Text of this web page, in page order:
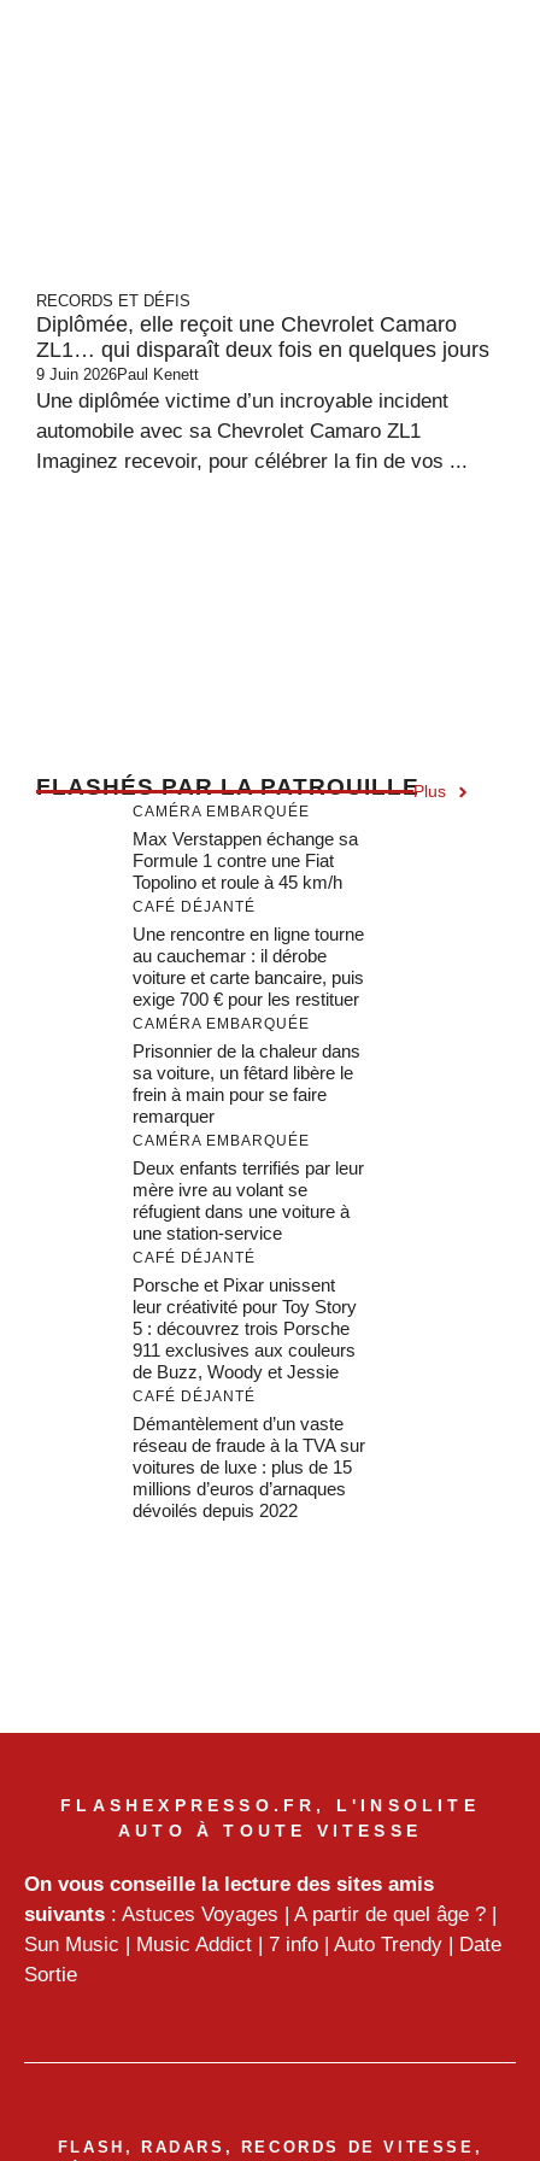
RECORDS ET DÉFIS
Diplômée, elle reçoit une Chevrolet Camaro
ZL1… qui disparaît deux fois en quelques jours
9 Juin 2026Paul Kenett
Une diplômée victime d’un incroyable incident
automobile avec sa Chevrolet Camaro ZL1
Imaginez recevoir, pour célébrer la fin de vos ...
FLASHÉS PAR LA PATROUILLEPlus
CAMÉRA EMBARQUÉE
Max Verstappen échange sa
Formule 1 contre une Fiat
Topolino et roule à 45 km/h
CAFÉ DÉJANTÉ
Une rencontre en ligne tourne
au cauchemar : il dérobe
voiture et carte bancaire, puis
exige 700 € pour les restituer
CAMÉRA EMBARQUÉE
Prisonnier de la chaleur dans
sa voiture, un fêtard libère le
frein à main pour se faire
remarquer
CAMÉRA EMBARQUÉE
Deux enfants terrifiés par leur
mère ivre au volant se
réfugient dans une voiture à
une station-service
CAFÉ DÉJANTÉ
Porsche et Pixar unissent
leur créativité pour Toy Story
5 : découvrez trois Porsche
911 exclusives aux couleurs
de Buzz, Woody et Jessie
CAFÉ DÉJANTÉ
Démantèlement d’un vaste
réseau de fraude à la TVA sur
voitures de luxe : plus de 15
millions d’euros d’arnaques
dévoilés depuis 2022
FLASHEXPRESSO.FR, L'INSOLITE
AUTO À TOUTE VITESSE
On vous conseille la lecture des sites amis
suivants : Astuces Voyages | A partir de quel âge ? |
Sun Music | Music Addict | 7 info | Auto Trendy | Date
Sortie
FLASH, RADARS, RECORDS DE VITESSE,